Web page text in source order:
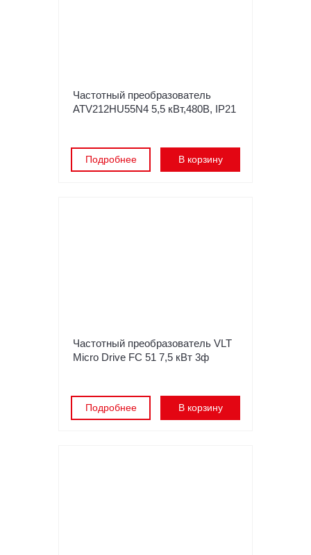
Частотный преобразователь
ATV212HU55N4 5,5 кВт,480В, IP21
Подробнее В корзину
Частотный преобразователь VLT
Micro Drive FC 51 7,5 кВт 3ф
Подробнее В корзину